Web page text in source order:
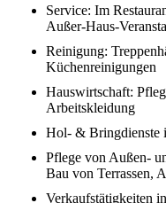
Service: Im
Außer-Haus-
Reinigung:
Küchenreinigungen
Hauswirtschaft:
Arbeitskleidung
Hol- & Bringdienste
Pflege von Außen-
Bau von Terrassen,
Verkaufstätigkeiten